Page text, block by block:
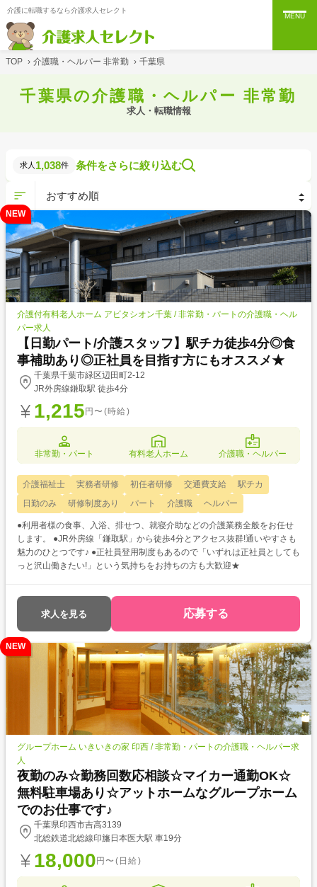
介護に転職するなら介護求人セレクト
MENU
TOP › 介護職・ヘルパー 非常勤 › 千葉県
千葉県の介護職・ヘルパー 非常勤
求人・転職情報
求人 1,038件 条件をさらに絞り込む
NEW
介護付有料老人ホーム アビタシオン千葉 / 非常勤・パートの介護職・ヘル
パー求人
【日勤パート/介護スタッフ】駅チカ徒歩4分◎食
事補助あり◎正社員を目指す方にもオススメ★
千葉県千葉市緑区辺田町2-12
JR外房線鎌取駅 徒歩4分
1,215 円〜(時給)
非常勤・パート 有料老人ホーム 介護職・ヘルパー
介護福祉士 実務者研修 初任者研修 交通費支給
駅チカ
日勤のみ
研修制度あり パート 介護職 ヘルパー
●利用者様の食事、入浴、排せつ、就寝介助などの介護業務全般をお任せ
します。 ●JR外房線「鎌取駅」から徒歩4分とアクセス抜群!通いやすさも
魅力のひとつです♪ ●正社員登用制度もあるので「いずれは正社員としても
っと沢山働きたい!」という気持ちをお持ちの方も大歓迎★
求人を見る 応募する
NEW
グループホーム いきいきの家 印西 / 非常勤・パートの介護職・ヘルパー求
人
夜勤のみ☆勤務回数応相談☆マイカー通勤OK☆
無料駐車場あり☆アットホームなグループホーム
でのお仕事です♪
千葉県印西市吉高3139
北総鉄道北総線印旛日本医大駅 車19分
18,000 円〜(日給)